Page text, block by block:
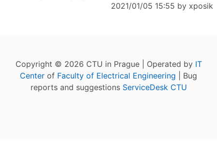
2021/01/05 15:55 by xposik
Copyright © 2026 CTU in Prague | Operated by IT
Center of Faculty of Electrical Engineering | Bug
reports and suggestions ServiceDesk CTU